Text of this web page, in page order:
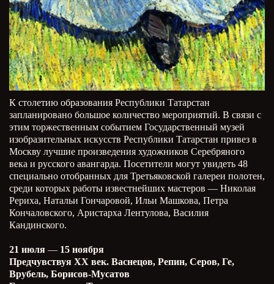
К столетию образования Республики Татарстан
запланировано большое количество мероприятий. В связи с
этим торжественным событием Государственный музей
изобразительных искусств Республики Татарстан привез в
Москву лучшие произведения художников Серебряного
века и русского авангарда. Посетители могут увидеть 48
специально отобранных для Третьяковской галереи полотен,
среди которых работы известнейших мастеров — Николая
Рериха, Натальи Гончаровой, Ильи Машкова, Петра
Кончаловского, Аристарха Лентулова, Василия
Кандинского.
21 июля — 15 ноября
Предчувствуя ХХ век. Васнецов, Репин, Серов, Ге,
Врубель, Борисов-Мусатов